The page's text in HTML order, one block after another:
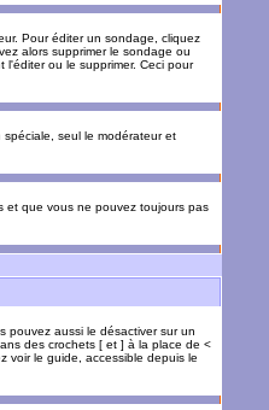
Pour éditer un sondage, cliquez
alors supprimer le sondage ou
ou le supprimer. Ceci pour
spéciale, seul le modérateur et
et que vous ne pouvez toujours pas
pouvez aussi le désactiver sur un
des crochets [ et ] à la place de <
voir le guide, accessible depuis le